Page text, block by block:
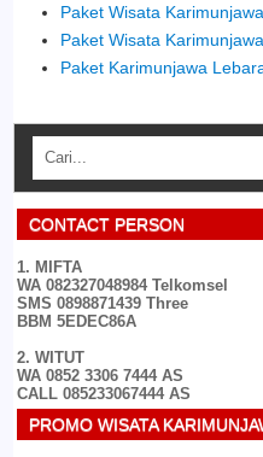
Paket Wisata
Paket Wisata
Paket Karimunjawa
CONTACT PERSON
1. MIFTA
WA 082327048984 Telkomsel
SMS 0898871439 Three
BBM 5EDEC86A
2. WITUT
WA 0852 3306 7444 AS
CALL 085233067444 AS
PROMO WISATA